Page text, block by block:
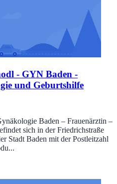
- GYN Baden -
und Geburtshilfe
Baden – Frauenärztin –
sich in der Friedrichstraße
Stadt Baden mit der Postleitzahl